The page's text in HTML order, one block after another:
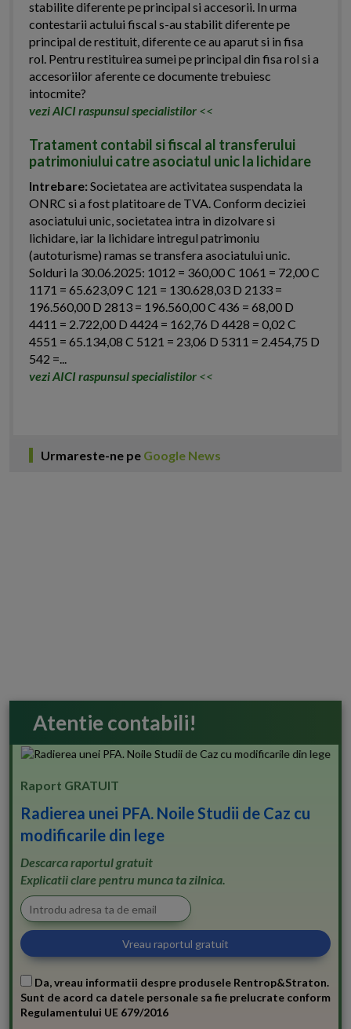
stabilite diferente pe principal si accesorii. In urma
contestarii actului fiscal s-au stabilit diferente pe
principal de restituit, diferente ce au aparut si in fisa
rol. Pentru restituirea sumei pe principal din fisa rol si a
accesoriilor aferente ce documente trebuiesc
intocmite?
vezi AICI raspunsul specialistilor <<
Tratament contabil si fiscal al transferului
patrimoniului catre asociatul unic la lichidare
Intrebare:Societatea are activitatea suspendata la
ONRC si a fost platitoare de TVA. Conform deciziei
asociatului unic, societatea intra in dizolvare si
lichidare, iar la lichidare intregul patrimoniu
(autoturisme) ramas se transfera asociatului unic.
Solduri la 30.06.2025: 1012 = 360,00 C 1061 = 72,00 C
1171 = 65.623,09 C 121 = 130.628,03 D 2133 =
196.560,00 D 2813 = 196.560,00 C 436 = 68,00 D
4411 = 2.722,00 D 4424 = 162,76 D 4428 = 0,02 C
4551 = 65.134,08 C 5121 = 23,06 D 5311 = 2.454,75 D
542 =...
vezi AICI raspunsul specialistilor <<
Urmareste-ne pe Google News
Atentie contabili!
Raport GRATUIT
Radierea unei PFA. Noile Studii de Caz cu
modificarile din lege
Descarca raportul gratuit
Explicatii clare pentru munca ta zilnica.
Da, vreau informatii despre produsele Rentrop&Straton.
Sunt de acord ca datele personale sa fie prelucrate conform
Regulamentului UE 679/2016